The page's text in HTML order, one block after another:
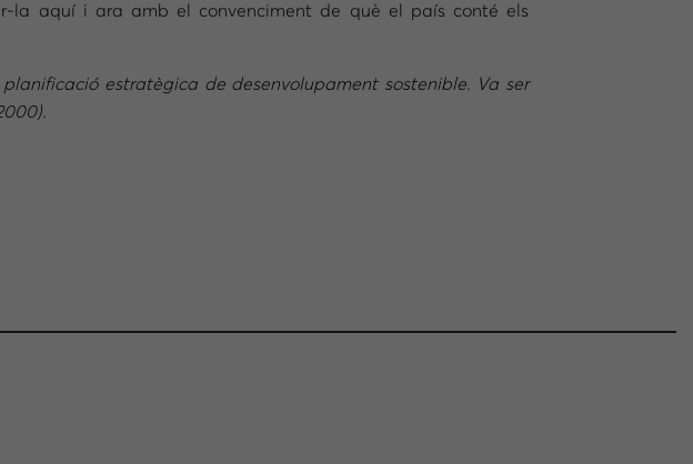
la aquí i ara amb el convenciment de què el país conté els
estratègica de desenvolupament sostenible. Va ser